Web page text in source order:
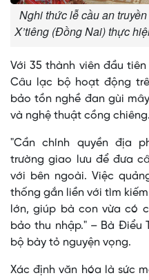
Nghi thức lễ cầu an
X’tiêng (Đồng Nai) thực
Với 35 thành viên đầu
Câu lạc bộ hoạt động
bảo tồn nghề đan gùi
và nghệ thuật cồng chiêng.
"Cần chính quyền địa
trường giao lưu để đưa
với bên ngoài. Việc
thống gắn liền với tìm
lớn, giúp bà con vừa có
bảo thu nhập." – Bà Điểu
bộ bày tỏ nguyện vọng.
Xác định văn hóa là sức